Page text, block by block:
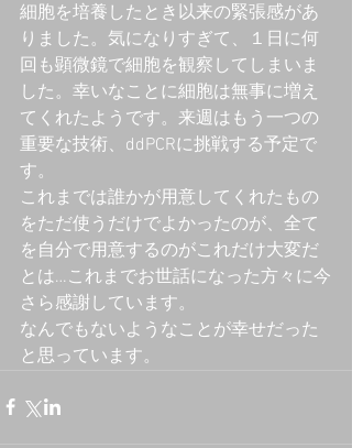
細胞を培養したとき以来の緊張感があ
りました。気になりすぎて、１日に何
回も顕微鏡で細胞を観察してしまいま
した。幸いなことに細胞は無事に増え
てくれたようです。来週はもう一つの
重要な技術、ddPCRに挑戦する予定で
す。
これまでは誰かが用意してくれたもの
をただ使うだけでよかったのが、全て
を自分で用意するのがこれだけ大変だ
とは…これまでお世話になった方々に今
さら感謝しています。
なんでもないようなことが幸せだった
と思っています。